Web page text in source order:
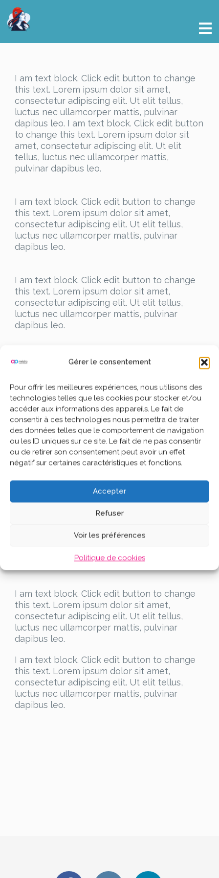
Gérer le consentement
Pour offrir les meilleures expériences, nous utilisons des
technologies telles que les cookies pour stocker et/ou
accéder aux informations des appareils. Le fait de
consentir à ces technologies nous permettra de traiter
des données telles que le comportement de navigation
ou les ID uniques sur ce site. Le fait de ne pas consentir
ou de retirer son consentement peut avoir un effet
négatif sur certaines caractéristiques et fonctions.
Accepter
Refuser
Voir les préférences
Politique de cookies
I am text block. Click edit button to change
this text. Lorem ipsum dolor sit amet,
consectetur adipiscing elit. Ut elit tellus,
luctus nec ullamcorper mattis, pulvinar
dapibus leo. I am text block. Click edit button
to change this text. Lorem ipsum dolor sit
amet, consectetur adipiscing elit. Ut elit
tellus, luctus nec ullamcorper mattis,
pulvinar dapibus leo.
I am text block. Click edit button to change
this text. Lorem ipsum dolor sit amet,
consectetur adipiscing elit. Ut elit tellus,
luctus nec ullamcorper mattis, pulvinar
dapibus leo.
I am text block. Click edit button to change
this text. Lorem ipsum dolor sit amet,
consectetur adipiscing elit. Ut elit tellus,
luctus nec ullamcorper mattis, pulvinar
dapibus leo.
I am text block. Click edit button to change
luctus nec ullamcorper mattis, pulvinar
dapibus leo.
I am text block. Click edit button to change
this text. Lorem ipsum dolor sit amet,
consectetur adipiscing elit. Ut elit tellus,
dapibus leo.
I am text block. Click edit button to change
consectetur adipiscing elit. Ut elit tellus,
I am text block. Click edit button to change
this text. Lorem ipsum dolor sit amet,
consectetur adipiscing elit. Ut elit tellus,
luctus nec ullamcorper mattis, pulvinar
dapibus leo.
I am text block. Click edit button to change
this text. Lorem ipsum dolor sit amet,
consectetur adipiscing elit. Ut elit tellus,
luctus nec ullamcorper mattis, pulvinar
dapibus leo.